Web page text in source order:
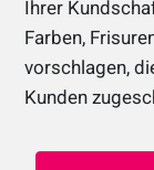
Ihrer
Farben,
vorschlagen,
Kunden